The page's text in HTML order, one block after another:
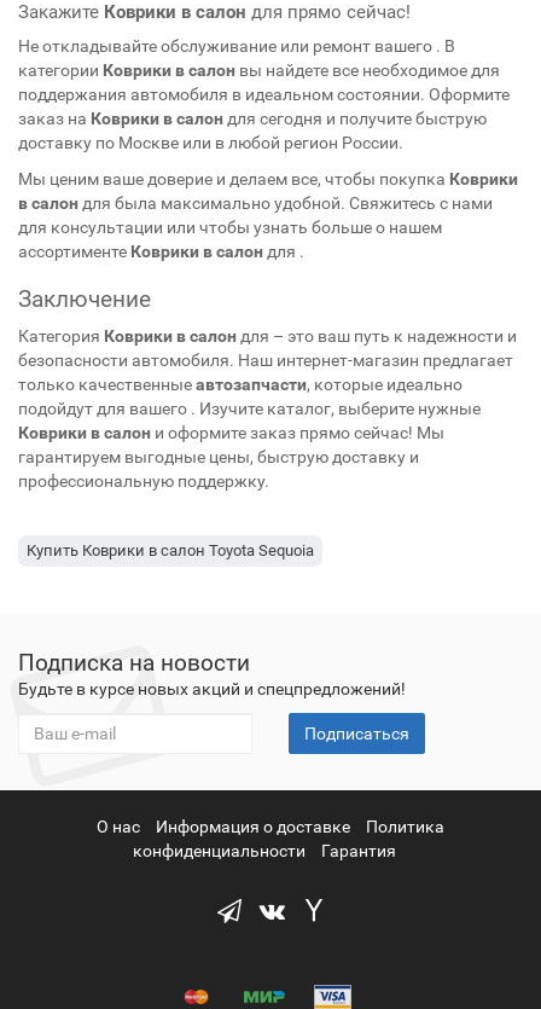
Закажите Коврики в салон для прямо сейчас!
Не откладывайте обслуживание или ремонт вашего . В
категории Коврики в салон вы найдете все необходимое для
поддержания автомобиля в идеальном состоянии. Оформите
заказ на Коврики в салон для сегодня и получите быструю
доставку по Москве или в любой регион России.
Мы ценим ваше доверие и делаем все, чтобы покупка Коврики
в салон для была максимально удобной. Свяжитесь с нами
для консультации или чтобы узнать больше о нашем
ассортименте Коврики в салон для .
Заключение
Категория Коврики в салон для – это ваш путь к надежности и
безопасности автомобиля. Наш интернет-магазин предлагает
только качественныеавтозапчасти, которые идеально
подойдут для вашего . Изучите каталог, выберите нужные
Коврики в салон и оформите заказ прямо сейчас! Мы
гарантируем выгодные цены, быструю доставку и
профессиональную поддержку.
Купить Коврики в салон Toyota Sequoia
Подписка на новости
Будьте в курсе новых акций и спецпредложений!
Подписаться
О нас Информация о доставке
Политика
конфиденциальности
Гарантия